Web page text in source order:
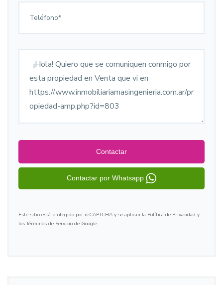
Contactar
Contactar por Whatsapp
Este sitio está protegido por reCAPTCHA y se aplican la Política de Privacidad y
los Términos de Servicio de Google.